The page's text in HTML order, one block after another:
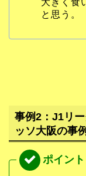
大きく食
と思う。
事例2：J1リ
ッソ大阪の事